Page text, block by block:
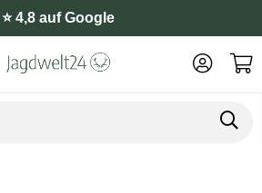
⭐️ 4,8 auf Google